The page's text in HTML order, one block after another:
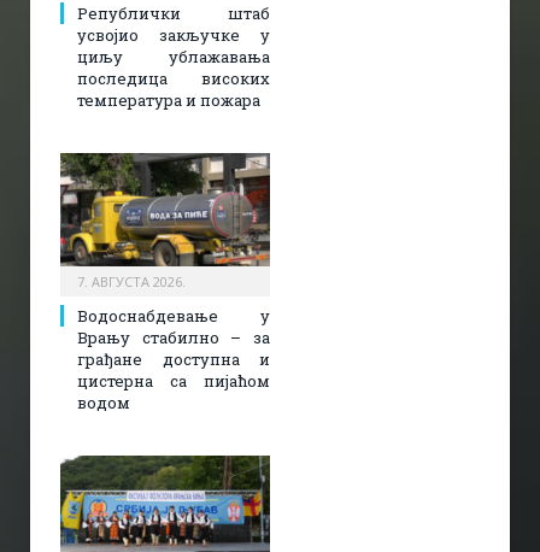
Републички штаб
усвојио закључке у
циљу ублажавања
последица високих
температура и пожара​
7. АВГУСТА 2026.
Водоснабдевање у
Врању стабилно – за
грађане доступна и
цистерна са пијаћом
водом